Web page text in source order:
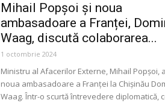
Mihail Popșoi și noua
ambasadoare a Franței,
Waag, discută colaborarea...
1 octombrie 2024
Ministru al Afacerilor Externe, Mihail Popșoi,
noua ambasadoare a Franței la Chișinău
Waag. Într-o scurtă întrevedere diplomatică,